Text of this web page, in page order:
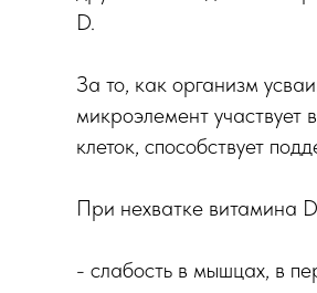
D.
За то, как организм
микроэлемент участвует
клеток, способствует
При нехватке витамина
- слабость в мышцах, в